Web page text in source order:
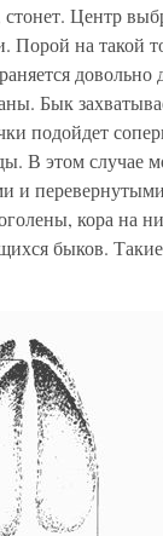
стонет. Центр
на такой
Бык
подойдет
В этом случае
и
кора на
быков.